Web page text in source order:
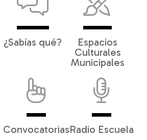
¿Sabías qué?
Espacios
Culturales
Municipales
ConvocatoriasRadio Escuela